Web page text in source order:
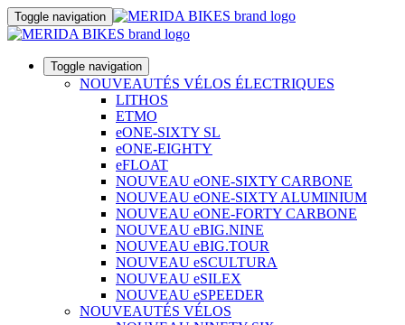
Toggle navigation
Toggle navigation
NOUVEAUTÉS VÉLOS ÉLECTRIQUES
LITHOS
ETMO
eONE-SIXTY SL
eONE-EIGHTY
eFLOAT
NOUVEAU eONE-SIXTY CARBONE
NOUVEAU eONE-SIXTY ALUMINIUM
NOUVEAU eONE-FORTY CARBONE
NOUVEAU eBIG.NINE
NOUVEAU eBIG.TOUR
NOUVEAU eSCULTURA
NOUVEAU eSILEX
NOUVEAU eSPEEDER
NOUVEAUTÉS VÉLOS